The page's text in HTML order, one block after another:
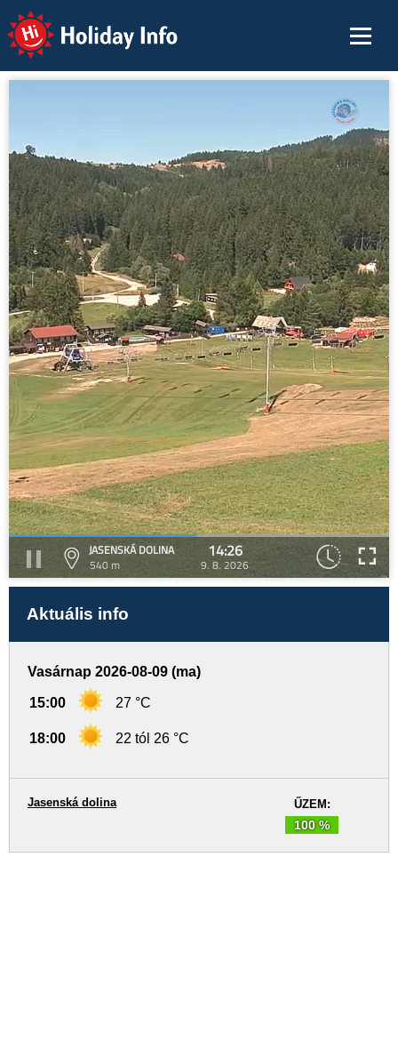
Holiday Info
JASENSKÁ DOLINA
540 m
14:26
9. 8. 2026
Aktuális info
Vasárnap 2026-08-09 (ma)
15:00 27 °C
18:00 22 tól 26 °C
ŰZEM:
100 %
Jasenská dolina